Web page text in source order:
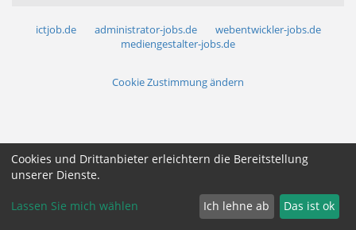
ictjob.de administrator-jobs.de
webentwickler-jobs.de
mediengestalter-jobs.de
Cookie Zustimmung ändern
Cookies und Drittanbieter erleichtern die Bereitstellung
unserer Dienste.
Lassen Sie mich wählen Ich lehne ab Das ist ok